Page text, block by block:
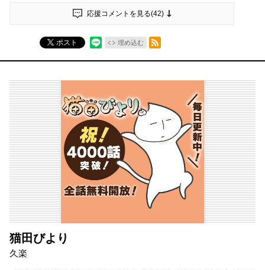
応援コメントを見る(42)
ポスト 埋め込む
RSSフィード
猫田びより
久楽